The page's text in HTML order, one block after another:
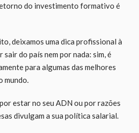
do investimento formativo é
deixamos uma dica profissional à
sair do país nem por nada: sim, é
para algumas das melhores
mundo.
estar no seu ADN ou por razões
divulgam a sua política salarial.